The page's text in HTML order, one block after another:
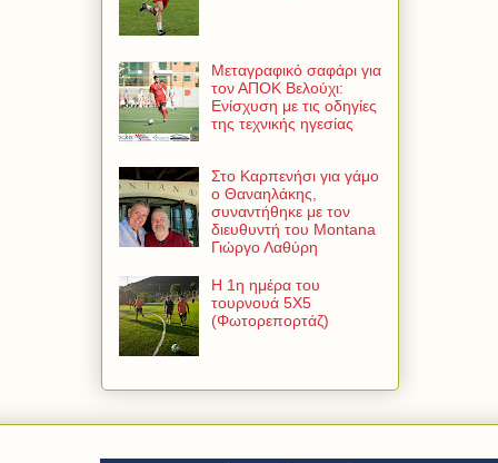
Μεταγραφικό σαφάρι για
τον ΑΠΟΚ Βελούχι:
Ενίσχυση με τις οδηγίες
της τεχνικής ηγεσίας
Στο Καρπενήσι για γάμο
ο Θαναηλάκης,
συναντήθηκε με τον
διευθυντή του Montana
Γιώργο Λαθύρη
Η 1η ημέρα του
τουρνουά 5Χ5
(Φωτορεπορτάζ)